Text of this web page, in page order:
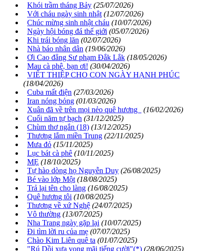
Khói trầm tháng Bảy (25/07/2026)
Với cháu ngày sinh nhật (12/07/2026)
Chúc mừng sinh nhật cháu (10/07/2026)
Ngày hội bóng đá thế giới (05/07/2026)
Khi trái bóng lăn (02/07/2026)
Nhà báo nhân dân (19/06/2026)
Ơi Cao đẳng Sư phạm Đắk Lắk (18/05/2026)
Mau cà phê, bạn ơi! (30/04/2026)
VIẾT THIỆP CHO CON NGÀY HẠNH PHÚC
(18/04/2026)
Cuba mất điện (27/03/2026)
Iran nóng bỏng (01/03/2026)
Xuân đã về trên mọi nẻo quê hương
(16/02/2026)
Cuối năm tự bạch (31/12/2025)
Chùm thơ ngắn (18) (13/12/2025)
Thương lắm miền Trung (22/11/2025)
Mưa đỏ (15/11/2025)
Lục bát cà phê (10/11/2025)
MẸ (18/10/2025)
Tự hào dòng họ Nguyễn Duy (26/08/2025)
Bé vào lớp Một (18/08/2025)
Trả lại tên cho làng (16/08/2025)
Quê hương tôi (10/08/2025)
Thương về xứ Nghệ (24/07/2025)
Vô thường (13/07/2025)
Nha Trang ngày gặp lại (10/07/2025)
Đi tìm lời ru của mẹ (07/07/2025)
Chào Kim Liên quê ta (01/07/2025)
"Rú Dồi xưa vọng mãi tiếng cười"(*) (28/06/2025)